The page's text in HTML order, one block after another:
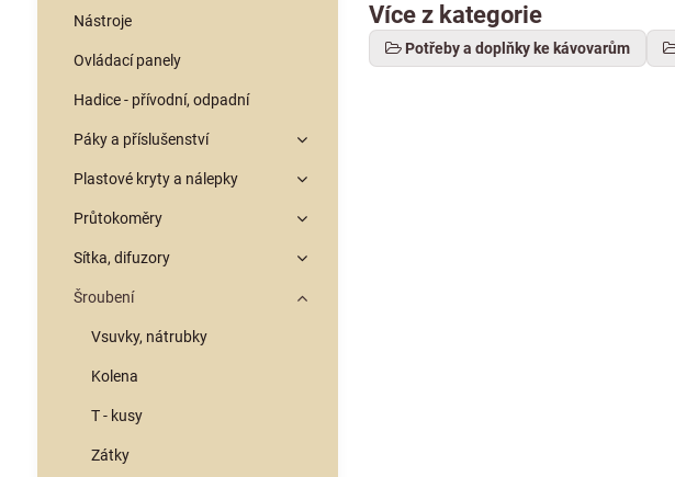
Více z kategorie
Potřeby a doplňky ke kávovarům
Nástroje
Ovládací panely
Hadice - přívodní, odpadní
Páky a příslušenství
Plastové kryty a nálepky
Průtokoměry
Sítka, difuzory
Šroubení
Vsuvky, nátrubky
Kolena
T - kusy
Zátky